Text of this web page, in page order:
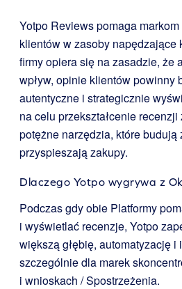
Yotpo Reviews pomaga
klientów w zasoby napędzające
firmy opiera się na zasadzie, że
wpływ, opinie klientów powinny
autentyczne i strategicznie
na celu przekształcenie
potężne narzędzia, które budują
przyspieszają zakupy.
Dlaczego Yotpo wygrywa z
Podczas gdy obie Platformy
i wyświetlać recenzje, Yotpo
większą głębię, automatyzację i
szczególnie dla marek
i wnioskach / Spostrzeżenia.